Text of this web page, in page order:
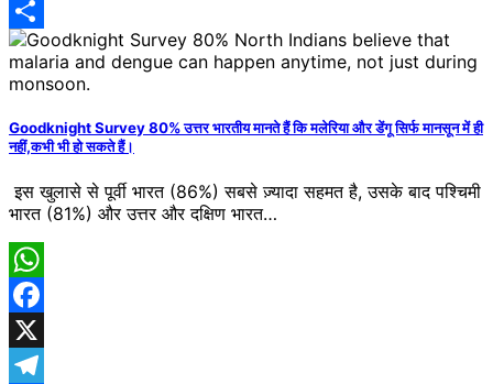
Telegram
Share
Goodknight Survey 80% उत्तर भारतीय मानते हैं कि मलेरिया और डेंगू सिर्फ मानसून में ही
नहीं,कभी भी हो सकते हैं।
इस खुलासे से पूर्वी भारत (86%) सबसे ज़्यादा सहमत है, उसके बाद पश्चिमी
भारत (81%) और उत्तर और दक्षिण भारत…
WhatsApp
Facebook
X